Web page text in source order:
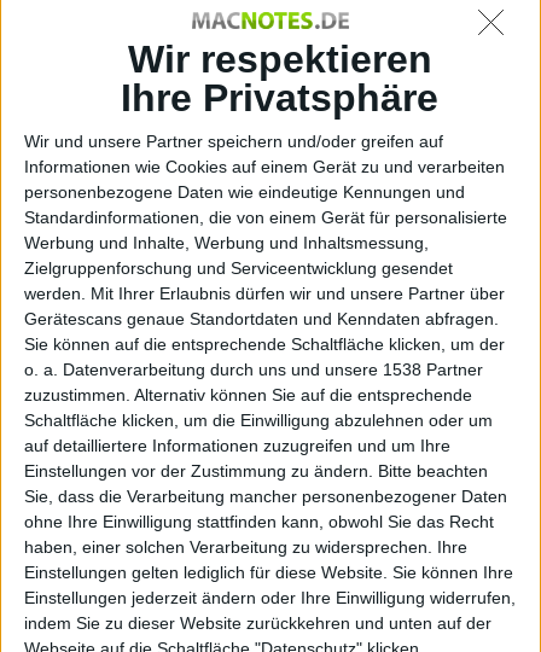
Wir respektieren
Ihre Privatsphäre
Wir und unsere Partner speichern und/oder greifen auf
Informationen wie Cookies auf einem Gerät zu und verarbeiten
personenbezogene Daten wie eindeutige Kennungen und
Standardinformationen, die von einem Gerät für personalisierte
Werbung und Inhalte, Werbung und Inhaltsmessung,
Zielgruppenforschung und Serviceentwicklung gesendet
werden.
Mit Ihrer Erlaubnis dürfen wir und unsere Partner über
Gerätescans genaue Standortdaten und Kenndaten abfragen.
Sie können auf die entsprechende Schaltfläche klicken, um der
o. a. Datenverarbeitung durch uns und unsere 1538 Partner
zuzustimmen. Alternativ können Sie auf die entsprechende
Schaltfläche klicken, um die Einwilligung abzulehnen oder um
auf detailliertere Informationen zuzugreifen und um Ihre
Einstellungen vor der Zustimmung zu ändern.
Bitte beachten
Sie, dass die Verarbeitung mancher personenbezogener Daten
ohne Ihre Einwilligung stattfinden kann, obwohl Sie das Recht
haben, einer solchen Verarbeitung zu widersprechen. Ihre
Einstellungen gelten lediglich für diese Website. Sie können Ihre
Einstellungen jederzeit ändern oder Ihre Einwilligung widerrufen,
indem Sie zu dieser Website zurückkehren und unten auf der
Fluch
des
Raben